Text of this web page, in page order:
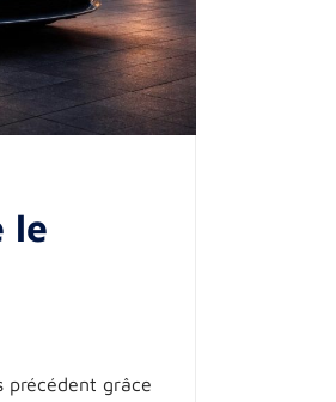
le
précédent grâce